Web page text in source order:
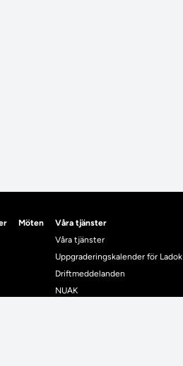
Möten
Våra tjänster
Våra tjänster
Uppgraderingskalender för Ladok
Driftmeddelanden
NUAK